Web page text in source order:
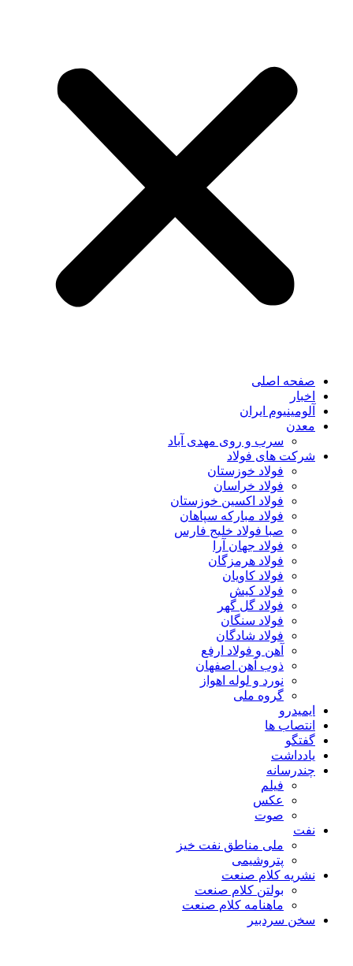
صفحه اصلی
اخبار
آلومینیوم ایران
معدن
سرب و روی مهدی آباد
شرکت های فولاد
فولاد خوزستان
فولاد خراسان
فولاد اکسین خوزستان
فولاد مبارکه سپاهان
صبا فولاد خلیج فارس
فولاد جهان آرا
فولاد هرمزگان
فولاد کاویان
فولاد کیش
فولاد گل گهر
فولاد سنگان
فولاد شادگان
آهن و فولاد ارفع
ذوب آهن اصفهان
نورد و لوله اهواز
گروه ملی
ایمیدرو
انتصاب ها
گفتگو
یادداشت
چندرسانه
فیلم
عکس
صوت
نفت
ملی مناطق نفت خیز
پتروشیمی
نشریه کلام صنعت
بولتن کلام صنعت
ماهنامه کلام صنعت
سخن سردبیر